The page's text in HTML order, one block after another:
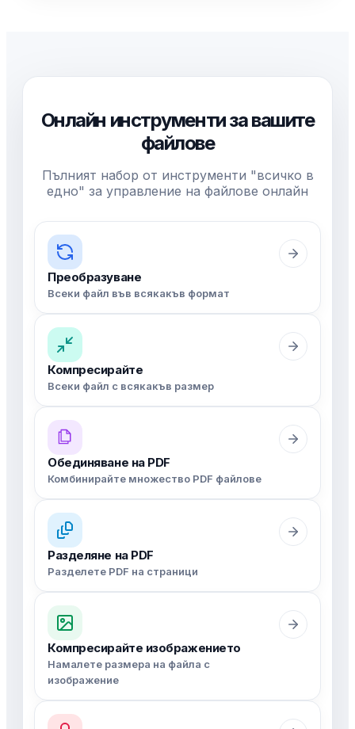
Онлайн инструменти за вашите
файлове
Пълният набор от инструменти "всичко в
едно" за управление на файлове онлайн
Преобразуване
Всеки файл във всякакъв формат
Компресирайте
Всеки файл с всякакъв размер
Обединяване на PDF
Комбинирайте множество PDF файлове
Разделяне на PDF
Разделете PDF на страници
Компресирайте изображението
Намалете размера на файла с
изображение